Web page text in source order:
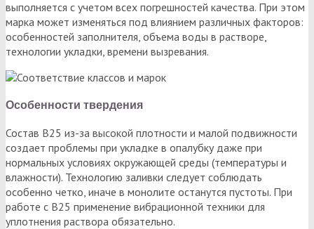
выполняется с учетом всех погрешностей качества. При этом
марка может изменяться под влиянием различных факторов:
особенностей заполнителя, объема воды в растворе,
технологии укладки, времени вызревания.
Особенности твердения
Состав В25 из-за высокой плотности и малой подвижности
создает проблемы при укладке в опалубку даже при
нормальных условиях окружающей среды (температуры и
влажности). Технологию заливки следует соблюдать
особенно четко, иначе в монолите останутся пустоты. При
работе с В25 применение вибрационной техники для
уплотнения раствора обязательно.